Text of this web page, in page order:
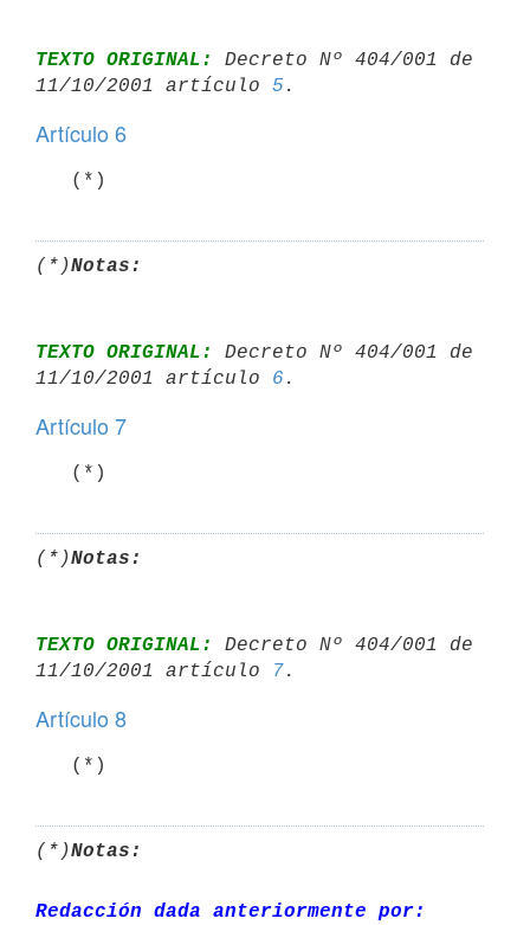
TEXTO ORIGINAL:
Decreto Nº 404/001 de
11/10/2001 artículo 5
Artículo 6
   (*)
(*)Notas:
TEXTO ORIGINAL:
Decreto Nº 404/001 de
11/10/2001 artículo 6
Artículo 7
   (*)
(*)Notas:
TEXTO ORIGINAL:
Decreto Nº 404/001 de
11/10/2001 artículo
7
Artículo 8
   (*)
(*)Notas:
Redacción dada anteriormente por: